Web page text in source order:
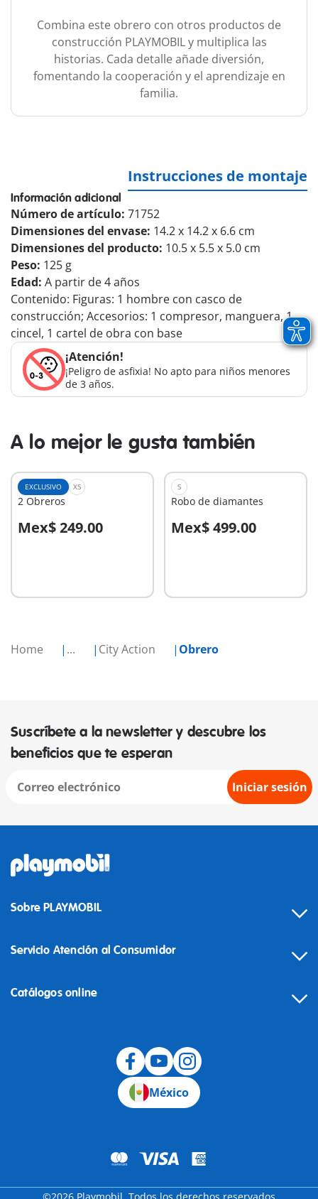
Home ... City Action Obrero
Combina este obrero con otros productos de
construcción PLAYMOBIL y multiplica las
historias. Cada detalle añade diversión,
fomentando la cooperación y el aprendizaje en
familia.
Instrucciones de montaje
Información adicional
Número de artículo: 71752
Dimensiones del envase: 14.2 x 14.2 x 6.6 cm
Dimensiones del producto: 10.5 x 5.5 x 5.0 cm
Peso: 125 g
Edad: A partir de 4 años
Contenido: Figuras: 1 hombre con casco de
construcción; Accesorios: 1 compresor, manguera, 1
cincel, 1 cartel de obra con base
¡Atención!
¡Peligro de asfixia! No apto para niños menores
de 3 años.
A lo mejor le gusta también
EXCLUSIVO XS
2 Obreros
Mex$ 249.00
A la cesta
S
Robo de diamantes
Mex$ 499.00
A la cesta
Suscríbete a la newsletter y descubre los
beneficios que te esperan
Iniciar sesión
Sobre PLAYMOBIL
Servicio Atención al Consumidor
Catálogos online
México